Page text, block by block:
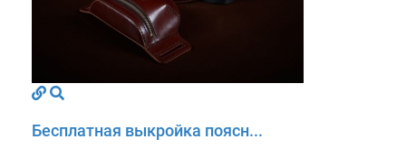
Бесплатная выкройка поясн...